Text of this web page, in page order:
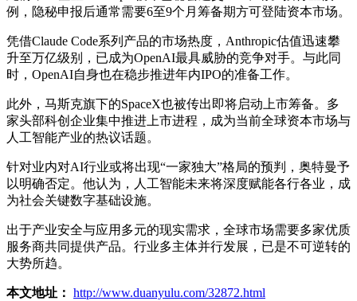
例，隐秘申报后通常需要6至9个月筹备期方可登陆资本市场。
凭借Claude Code系列产品的市场热度，Anthropic估值迅速攀
升至万亿级别，已成为OpenAI最具威胁的竞争对手。与此同
时，OpenAI自身也在稳步推进年内IPO的准备工作。
此外，马斯克旗下的SpaceX也被传出即将启动上市筹备。多
家头部科创企业集中推进上市进程，成为当前全球资本市场与
人工智能产业的热议话题。
针对业内对AI行业或将出现“一家独大”格局的预判，奥特曼予
以明确否定。他认为，人工智能未来将深度赋能各行各业，成
为社会关键数字基础设施。
出于产业安全与应用多元的现实需求，全球市场需要多家优质
服务商共同提供产品。行业多主体并行发展，已是不可逆转的
大势所趋。
本文地址： http://www.duanyulu.com/32872.html